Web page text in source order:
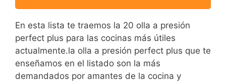
En esta lista te traemos la 20 olla a presión
perfect plus para las cocinas más útiles
actualmente.la olla a presión perfect plus que te
enseñamos en el listado son la más
demandados por amantes de la cocina y